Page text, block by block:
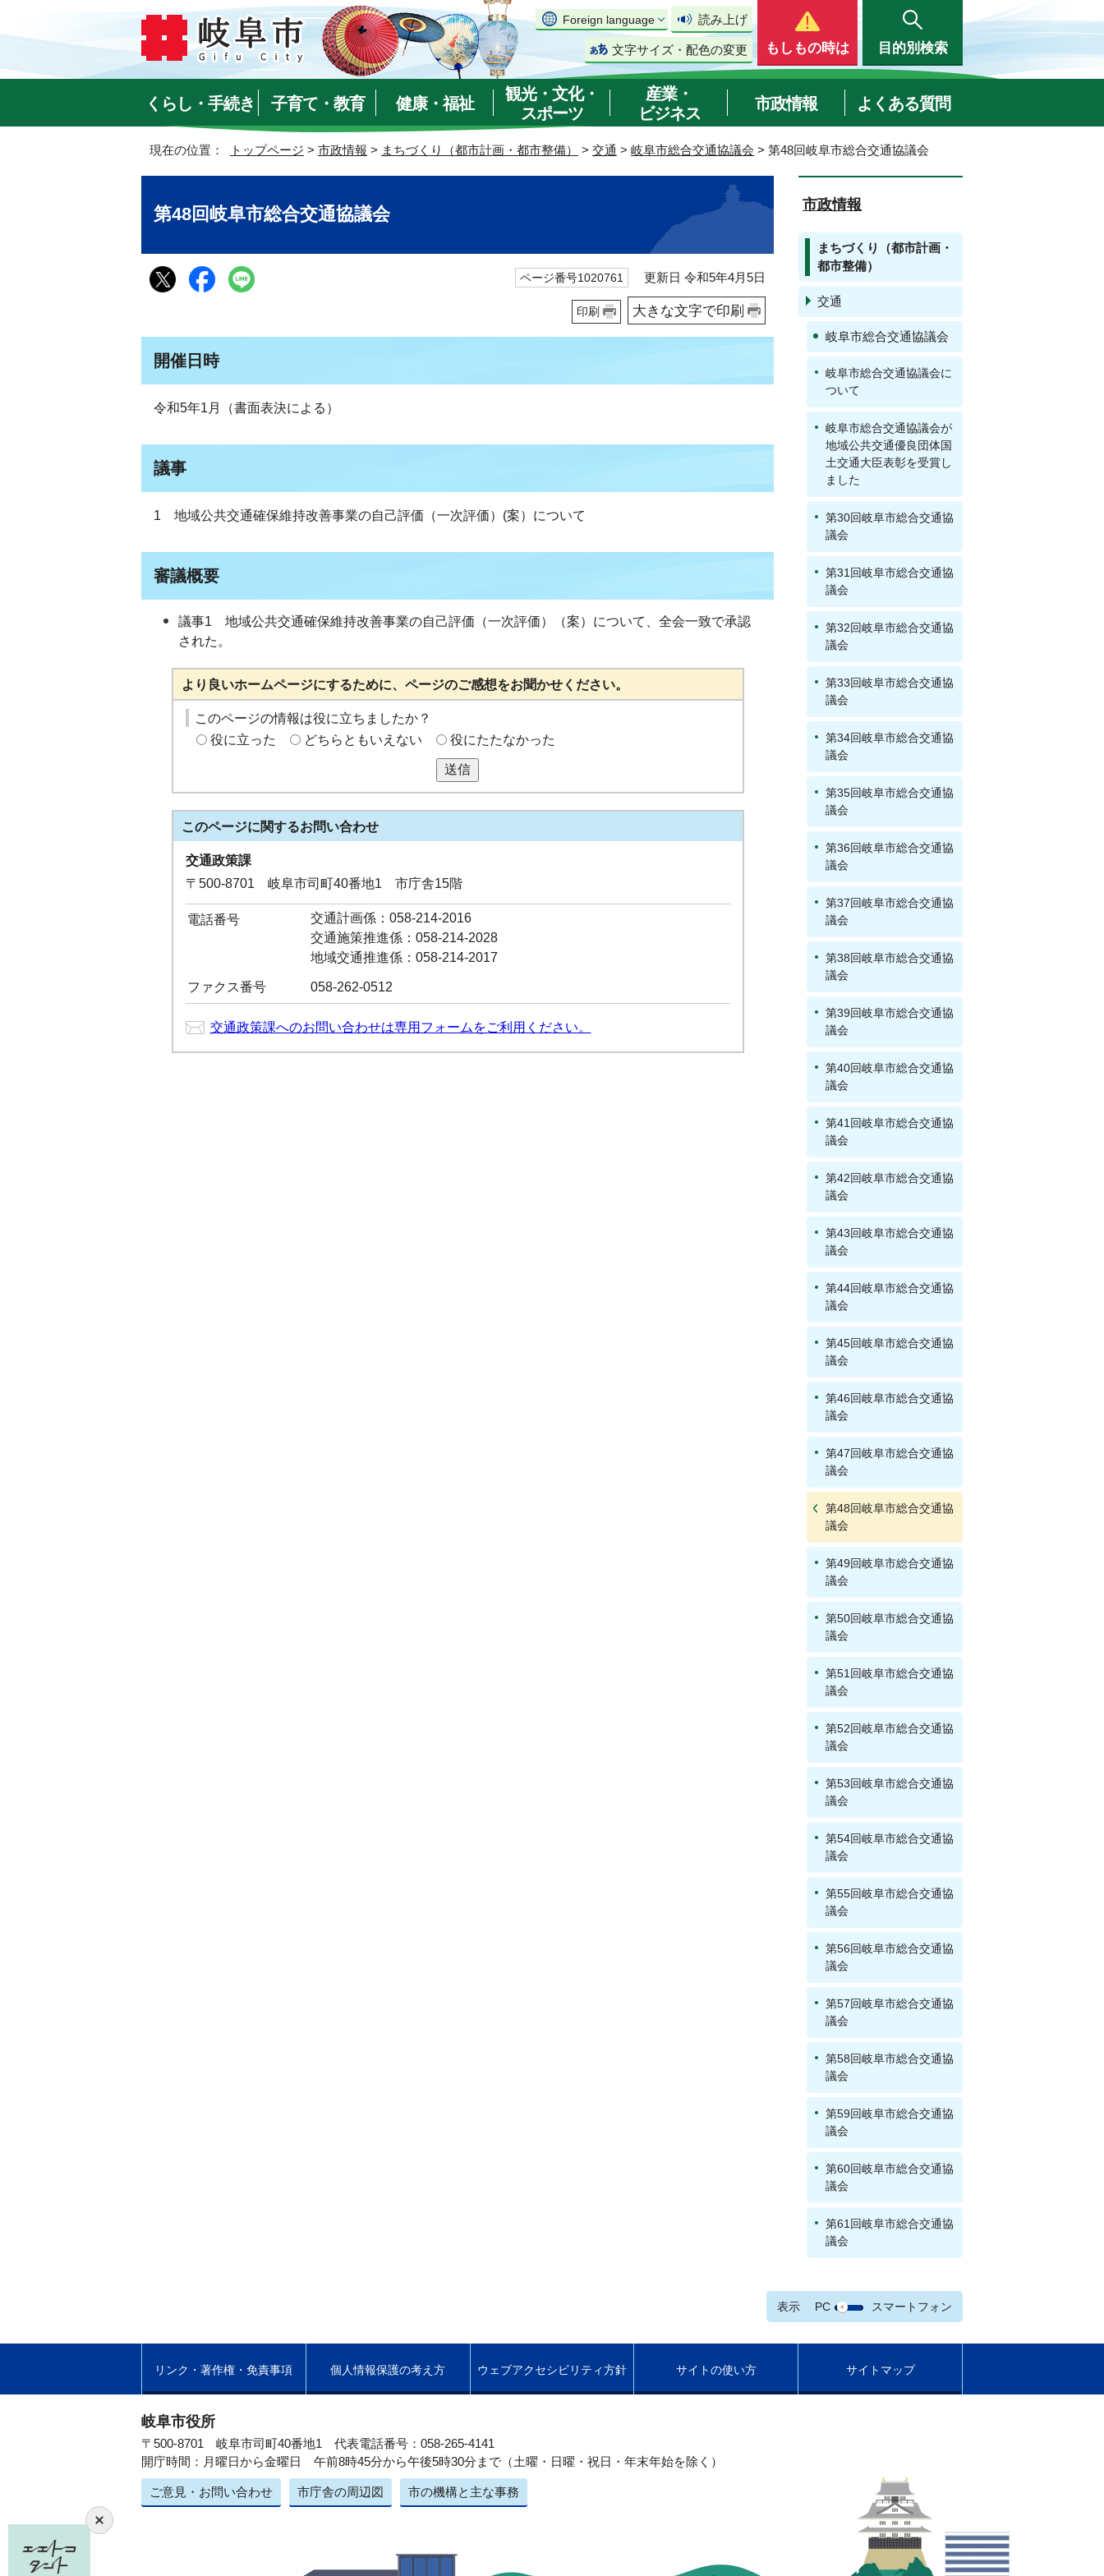
Foreign language 読み上げ
文字サイズ・配色の変更 もしもの時は 目的別検索
くらし・手続き 子育て・教育 健康・福祉
観光・文化・
スポーツ
産業・
ビジネス
市政情報 よくある質問
現在の位置： トップページ > 市政情報 > まちづくり（都市計画・都市整備） > 交通 > 岐阜市総合交通協議会 > 第48回岐阜市総合交通協議会
第48回岐阜市総合交通協議会
ページ番号1020761 更新日 令和5年4月5日
印刷 大きな文字で印刷
開催日時
令和5年1月（書面表決による）
議事
1 地域公共交通確保維持改善事業の自己評価（一次評価）(案）について
審議概要
議事1 地域公共交通確保維持改善事業の自己評価（一次評価）（案）について、全会一致で承認
された。
より良いホームページにするために、ページのご感想をお聞かせください。
このページの情報は役に立ちましたか？
役に立った
どちらともいえない 役にたたなかった
送信
このページに関するお問い合わせ
交通政策課
〒500-8701 岐阜市司町40番地1 市庁舎15階
電話番号
交通計画係：058-214-2016
交通施策推進係：058-214-2028
地域交通推進係：058-214-2017
ファクス番号 058-262-0512
交通政策課へのお問い合わせは専用フォームをご利用ください。
市政情報
まちづくり（都市計画・
都市整備）
交通
岐阜市総合交通協議会
岐阜市総合交通協議会に
ついて
岐阜市総合交通協議会が
地域公共交通優良団体国
土交通大臣表彰を受賞し
ました
第30回岐阜市総合交通協
議会
第31回岐阜市総合交通協
議会
第32回岐阜市総合交通協
議会
第33回岐阜市総合交通協
議会
第34回岐阜市総合交通協
議会
第35回岐阜市総合交通協
議会
第36回岐阜市総合交通協
議会
第37回岐阜市総合交通協
議会
第38回岐阜市総合交通協
議会
第39回岐阜市総合交通協
議会
第40回岐阜市総合交通協
議会
第41回岐阜市総合交通協
議会
第42回岐阜市総合交通協
議会
第43回岐阜市総合交通協
議会
第44回岐阜市総合交通協
議会
第45回岐阜市総合交通協
議会
第46回岐阜市総合交通協
議会
第47回岐阜市総合交通協
議会
第48回岐阜市総合交通協
議会
第49回岐阜市総合交通協
議会
第50回岐阜市総合交通協
議会
第51回岐阜市総合交通協
議会
第52回岐阜市総合交通協
議会
第53回岐阜市総合交通協
議会
第54回岐阜市総合交通協
議会
第55回岐阜市総合交通協
議会
第56回岐阜市総合交通協
議会
第57回岐阜市総合交通協
議会
第58回岐阜市総合交通協
議会
第59回岐阜市総合交通協
議会
第60回岐阜市総合交通協
議会
第61回岐阜市総合交通協
議会
表示 PC スマートフォン
リンク・著作権・免責事項 個人情報保護の考え方 ウェブアクセシビリティ方針 サイトの使い方 サイトマップ
岐阜市役所
〒500-8701 岐阜市司町40番地1 代表電話番号：058-265-4141
開庁時間：月曜日から金曜日 午前8時45分から午後5時30分まで（土曜・日曜・祝日・年末年始を除く）
ご意見・お問い合わせ 市庁舎の周辺図 市の機構と主な事務